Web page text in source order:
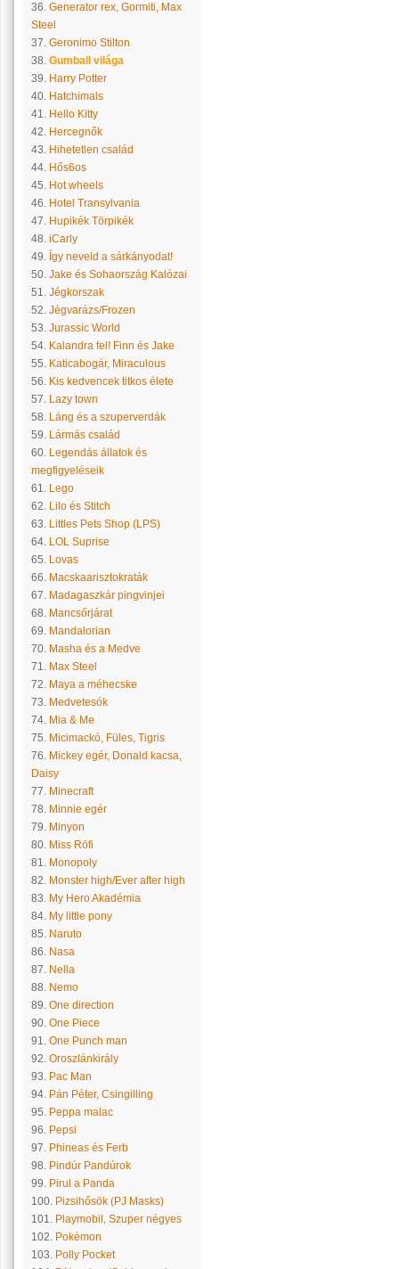
36. Generator rex, Gormiti, Max
Steel
37. Geronimo Stilton
38. Gumball világa
39. Harry Potter
40. Hatchimals
41. Hello Kitty
42. Hercegnők
43. Hihetetlen család
44. Hős6os
45. Hot wheels
46. Hotel Transylvania
47. Hupikék Törpikék
48. iCarly
49. Így neveld a sárkányodat!
50. Jake és Sohaország Kalózai
51. Jégkorszak
52. Jégvarázs/Frozen
53. Jurassic World
54. Kalandra fel! Finn és Jake
55. Katicabogár, Miraculous
56. Kis kedvencek titkos élete
57. Lazy town
58. Láng és a szuperverdák
59. Lármás család
60. Legendás állatok és
megfigyeléseik
61. Lego
62. Lilo és Stitch
63. Littles Pets Shop (LPS)
64. LOL Suprise
65. Lovas
66. Macskaarisztokraták
67. Madagaszkár pingvinjei
68. Mancsőrjárat
69. Mandalorian
70. Masha és a Medve
71. Max Steel
72. Maya a méhecske
73. Medvetesók
74. Mia & Me
75. Micimackó, Füles, Tigris
76. Mickey egér, Donald kacsa,
Daisy
77. Minecraft
78. Minnie egér
79. Minyon
80. Miss Röfi
81. Monopoly
82. Monster high/Ever after high
83. My Hero Akadémia
84. My little pony
85. Naruto
86. Nasa
87. Nella
88. Nemo
89. One direction
90. One Piece
91. One Punch man
92. Oroszlánkirály
93. Pac Man
94. Pán Péter, Csingilling
95. Peppa malac
96. Pepsi
97. Phineas és Ferb
98. Pindúr Pandúrok
99. Pirul a Panda
100. Pizsihősök (PJ Masks)
101. Playmobil, Szuper négyes
102. Pokémon
103. Polly Pocket